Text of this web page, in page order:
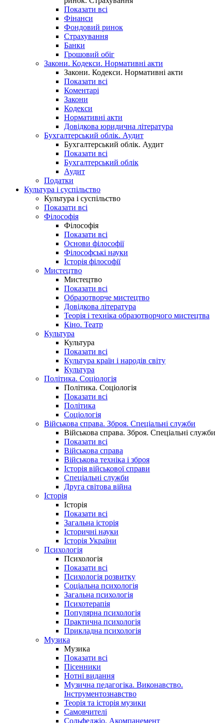
Показати всі
Фінанси
Фондовий ринок
Страхування
Банки
Грошовий обіг
Закони. Кодекси. Нормативні акти
Закони. Кодекси. Нормативні акти
Показати всі
Коментарі
Закони
Кодекси
Нормативні акти
Довідкова юридична література
Бухгалтерський облік. Аудит
Бухгалтерський облік. Аудит
Показати всі
Бухгалтерський облік
Аудит
Податки
Культура і суспільство
Культура і суспільство
Показати всі
Філософія
Філософія
Показати всі
Основи філософії
Філософські науки
Історія філософії
Мистецтво
Мистецтво
Показати всі
Образотворче мистецтво
Довідкова література
Теорія і техніка образотворчого мистецтва
Кіно. Театр
Культура
Культура
Показати всі
Культура країн і народів світу
Культура
Політика. Соціологія
Політика. Соціологія
Показати всі
Політика
Соціологія
Військова справа. Зброя. Спеціальні служби
Військова справа. Зброя. Спеціальні служби
Показати всі
Військова справа
Військова техніка і зброя
Історія військової справи
Спеціальні служби
Друга світова війна
Історія
Історія
Показати всі
Загальна історія
Історичні науки
Історія України
Психологія
Психологія
Показати всі
Психологія розвитку
Соціальна психологія
Загальна психологія
Психотерапія
Популярна психологія
Практична психологія
Прикладна психологія
Музика
Музика
Показати всі
Пісенники
Нотні видання
Музична педагогіка. Виконавство.
Інструментознавство
Теорія та історія музики
Самовчителі
Сольфеджіо. Акомпанемент